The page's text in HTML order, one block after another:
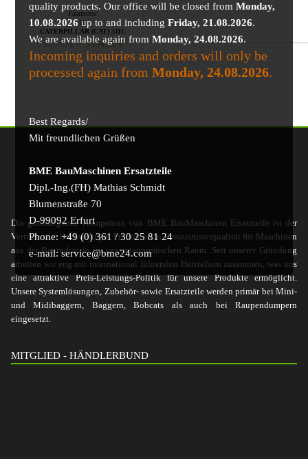
quality products. Our office will be closed fromMonday,
10.08.2026up to and includingFriday, 21.08.2026.
We are available again fromMonday, 24.08.2026.
Incoming inquiries and orders will only be
processed again fromMonday, 24.08.2026.
Best Regards/
Mit freundlichen Grüßen
BME BauMaschinen Ersatzteile
Dipl.-Ing.(FH) Mathias Schmidt
Blumenstraße 70
D-99092 Erfurt
Phone: +49 (0) 361 / 30 25 81 24
e-mail: service@bme24.com
Fahrmotor
für
CATERPILLAR (CAT) 311C
3555,72€ 3334,38€
Die grundlegende Kompetenz von BME BauMaschinen Ersatzteile ist der
Vertrieb von hochwertigen Produkten in Erstausrüsterqualität für Maschinen
aus der Bauindustrie im gesamteuropäischen Raum. Seit unserer Gründung
arbeiten wir eng mit international führenden Herstellern zusammen, was uns
eine attraktive Preis-Leistungs-Politik für unsere Produkte ermöglicht.
Unsere Systemlösungen, Zubehör- sowie Ersatzteile werden primär bei Mini-
und Midibaggern, Baggern, Bobcats als auch bei Raupendumpern
eingesetzt.
MITGLIED - HÄNDLERBUND